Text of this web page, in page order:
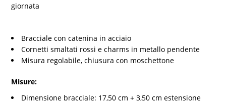
giornata
Bracciale con catenina in acciaio
Cornetti smaltati rossi e charms in metallo pendente
Misura regolabile, chiusura con moschettone
Misure:
Dimensione bracciale: 17,50 cm + 3,50 cm estensione